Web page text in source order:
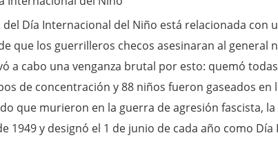
Día Internacional del Niño está relacionada
que los guerrilleros checos asesinaran al
a cabo una venganza brutal por esto: quemó
de concentración y 88 niños fueron gaseados
que murieron en la guerra de agresión fascista,
1949 y designó el 1 de junio de cada año como